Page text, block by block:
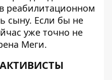
реабилитационном
сыну. Если бы не
уже точно не
Меги.